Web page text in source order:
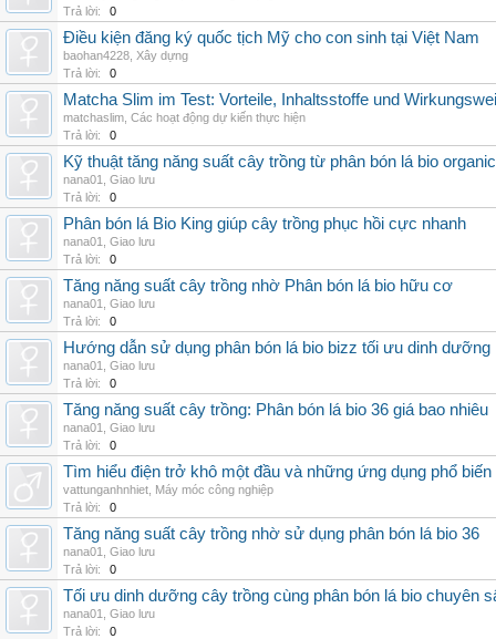
Trả lời:
0
Điều kiện đăng ký quốc tịch Mỹ cho con sinh tại Việt Nam
baohan4228 Xây dựng
Trả lời:
0
Matcha Slim im Test: Vorteile, Inhaltsstoffe und
matchaslim Các hoạt động dự kiến thực hiện
Trả lời:
0
Kỹ thuật tăng năng suất cây trồng từ phân bón lá bio organic
nana01
Giao lưu
Trả lời:
0
Phân bón lá Bio King giúp cây trồng phục hồi cực nhanh
nana01
Giao lưu
Trả lời:
0
Tăng năng suất cây trồng nhờ Phân bón lá bio hữu cơ
nana01
Giao lưu
Trả lời:
0
Hướng dẫn sử dụng phân bón lá bio bizz tối ưu dinh dưỡng
nana01
Giao lưu
Trả lời:
0
Tăng năng suất cây trồng: Phân bón lá bio 36 giá bao nhiêu
nana01
Giao lưu
Trả lời:
0
Tìm hiểu điện trở khô một đầu và những ứng dụng phổ
vattunganhnhiet Máy móc công nghiệp
Trả lời:
0
Tăng năng suất cây trồng nhờ sử dụng phân bón lá bio 36
nana01
Giao lưu
Trả lời:
0
Tối ưu dinh dưỡng cây trồng cùng phân bón lá bio chuyên
nana01
Giao lưu
Trả lời:
0